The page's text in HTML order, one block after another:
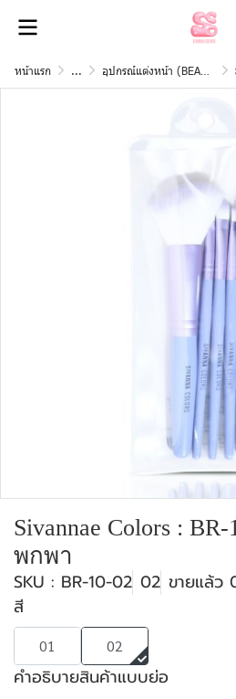
หน้าแรก ... อุปกรณ์แต่งหน้า (BEAUTY TOOL)
Sivannae Colors :
พกพา
SKU : BR-10-02 02 ขายแล้ว
สี
01 02
คำอธิบายสินค้าแบบย่อ